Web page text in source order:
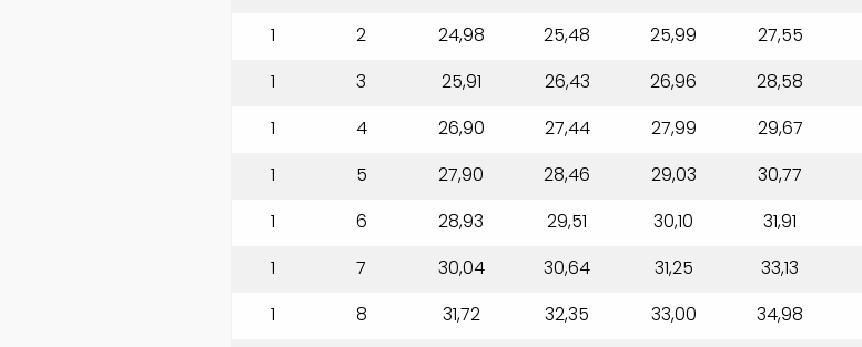
1
2 24,98 25,48 25,99 27,55
1
3 25,91 26,43 26,96 28,58
1
4 26,90 27,44 27,99 29,67
1
5 27,90 28,46 29,03 30,77
1
6 28,93 29,51 30,10 31,91
1
7 30,04 30,64 31,25 33,13
1
8 31,72 32,35 33,00 34,98